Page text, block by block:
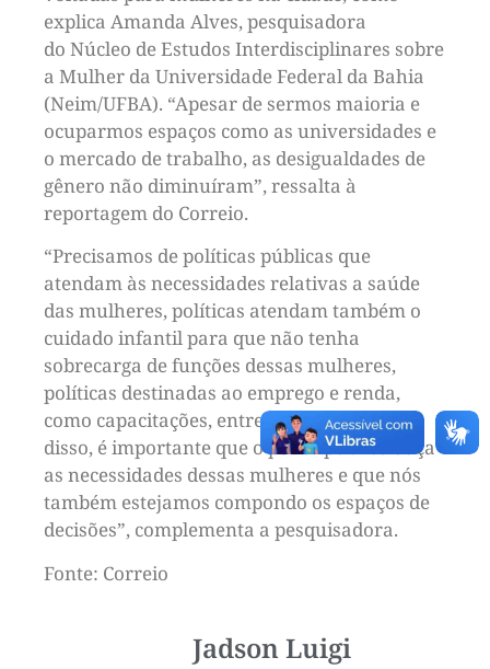
explica Amanda Alves, pesquisadora
do Núcleo de Estudos Interdisciplinares sobre
a Mulher da Universidade Federal da Bahia
(Neim/UFBA). “Apesar de sermos maioria e
ocuparmos espaços como as universidades e
o mercado de trabalho, as desigualdades de
gênero não diminuíram”, ressalta à
reportagem do Correio.
“Precisamos de políticas públicas que
atendam às necessidades relativas a saúde
das mulheres, políticas atendam também o
cuidado infantil para que não tenha
sobrecarga de funções dessas mulheres,
políticas destinadas ao emprego e renda,
como capacitações, entre outras. Para além
disso, é importante que o poder público ouça
as necessidades dessas mulheres e que nós
também estejamos compondo os espaços de
decisões”, complementa a pesquisadora.
Fonte: Correio
Jadson Luigi